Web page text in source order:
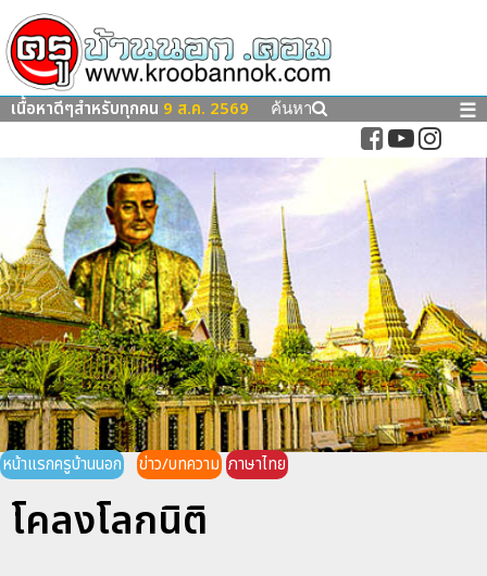
เนื้อหาดีๆสำหรับทุกคน 9 ส.ค. 2569 ค้นหา ☰
หน้าแรกครูบ้านนอก ข่าว/บทความ ภาษาไทย
โคลงโลกนิติ